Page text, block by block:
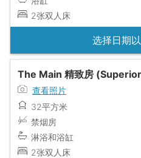
2张双人床
选择日期
The Main 精致房
查看照片
32平方米
禁烟房
淋浴和浴缸
2张双人床